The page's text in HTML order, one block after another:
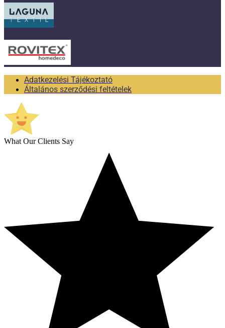
Adatkezelési Tájékoztató
Általános szerződési feltételek
What Our Clients Say